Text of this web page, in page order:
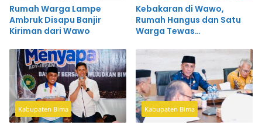
Rumah Warga Lampe
Ambruk Disapu Banjir
Kiriman dari Wawo
Kebakaran di Wawo,
Rumah Hangus dan Satu
Warga Tewas
Kabupaten Bima Kabupaten Bima